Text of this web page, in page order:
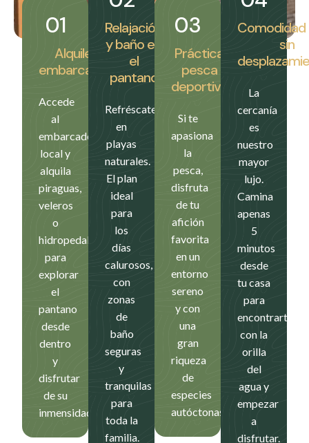
01
Alquiler de
embarcaciones
Accede
al
embarcadero
local y
alquila
piraguas,
veleros
o
hidropedales
para
explorar
el
pantano
desde
dentro
y
disfrutar
de su
inmensidad.
Relajación
y baño en
el
pantano
Refréscate
en
playas
naturales.
El plan
ideal
para
los
días
calurosos,
con
zonas
de
baño
seguras
y
tranquilas
para
toda la
familia.
03
Práctica
pesca
deportiva
Si te
apasiona
la
pesca,
disfruta
de tu
afición
favorita
en un
entorno
sereno
y con
una
gran
riqueza
de
especies
autóctonas.
sin
La
cercanía
es
nuestro
mayor
lujo.
Camina
apenas
5
minutos
desde
tu casa
para
encontrarte
con la
orilla
del
agua y
empezar
a
disfrutar.